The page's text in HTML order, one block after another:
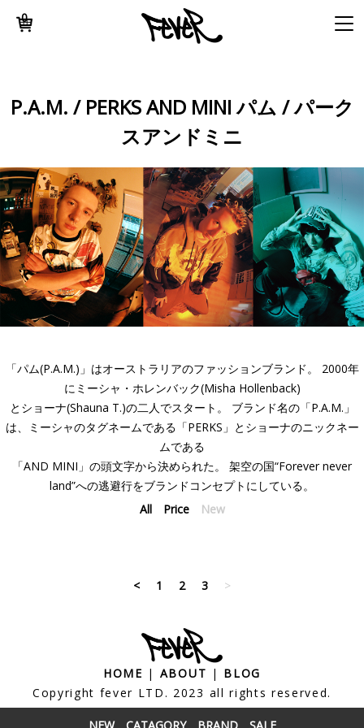
0
P.A.M. / PERKS AND MINI パム / パーク
スアンドミニ
「パム(P.A.M.)」はオーストラリアのファッションブランド。 2000年
にミーシャ・ホレンバック(Misha Hollenback)
とショーナ(Shauna T.)の二人でスタート。 ブランド名の「P.A.M.」
は、ミーシャのタグネームである「PERKS」とショーナのニックネー
ムである
「AND MINI」の頭文字から決められた。 架空の国“Forever never
land”への逃避行をブランドコンセプトにしている。
All
Price New
< 1 2 3 >
HOME | ABOUT | BLOG
Copyright fever LTD. 2023 all rights reserved.